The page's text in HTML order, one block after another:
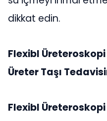
dikkat edin.
Flexibl Üreteroskopi
Üreter Taşı
Flexibl Üreteroskopi